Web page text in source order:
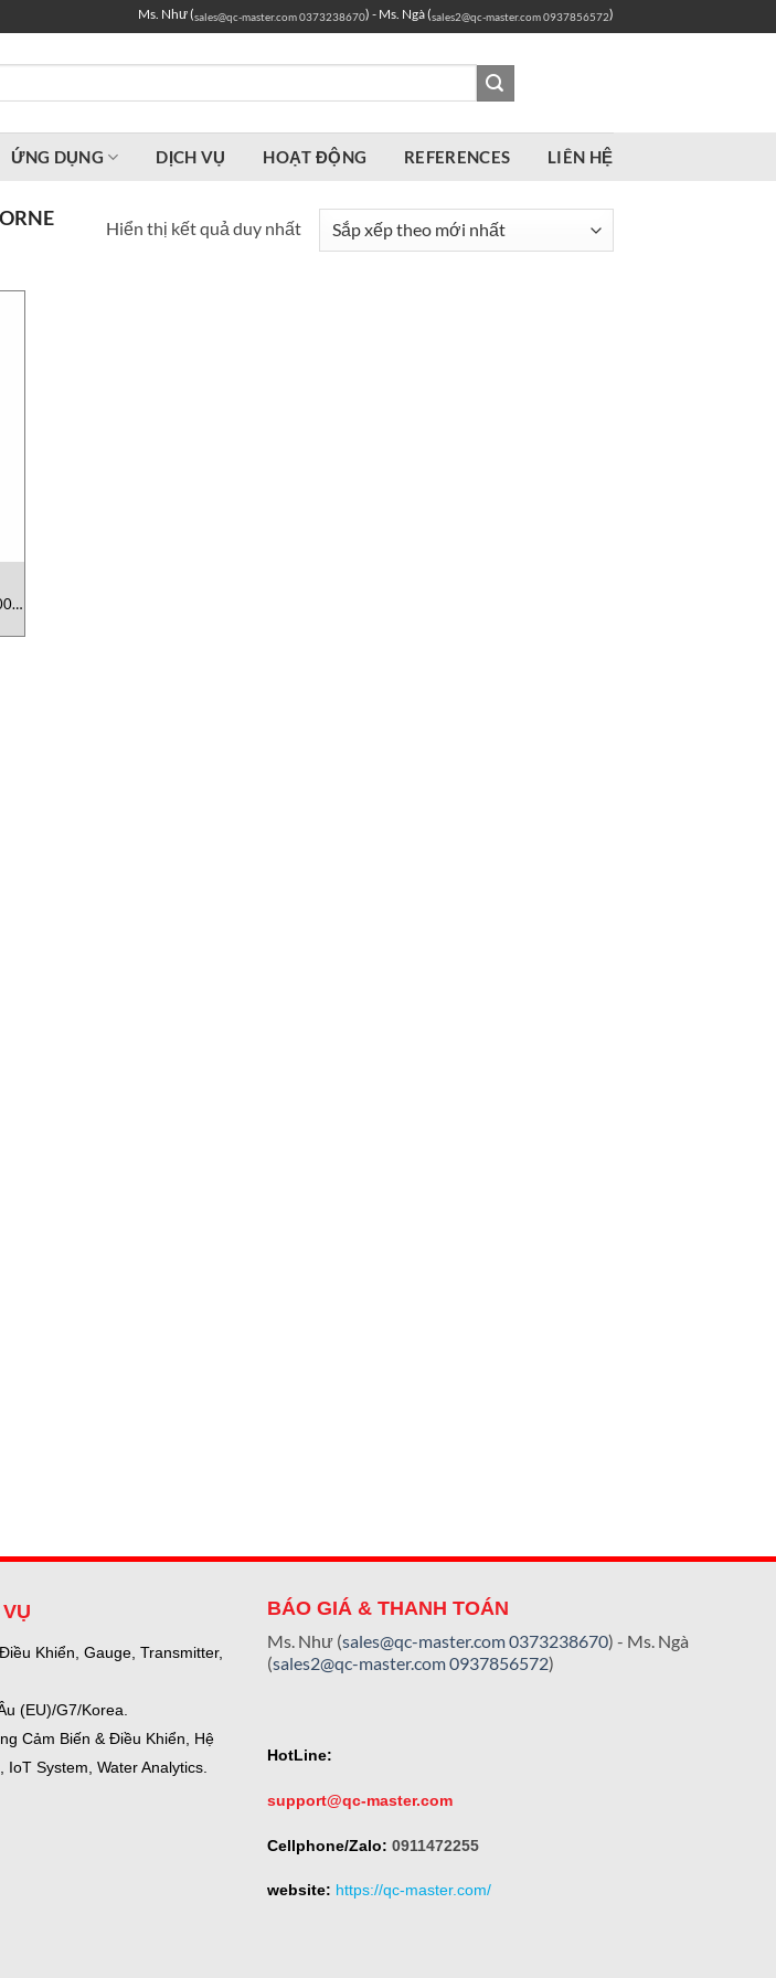
Ms. Như (sales@qc-master.com0373238670) - Ms. Ngà (sales2@qc-master.com0937856572)
ỨNG DỤNG DỊCH VỤ HOẠT ĐỘNG REFERENCES LIÊN HỆ
Hiển thị kết quả duy nhất
Khiển, Gauge, Transmitter,
(EU)/G7/Korea.
Cảm Biến & Điều Khiển, Hệ
System, Water Analytics.
BÁO GIÁ & THANH TOÁN
Ms. Như (sales@qc-master.com0373238670) - Ms. Ngà
(sales2@qc-master.com0937856572)
HotLine:
support@qc-master.com
Cellphone/Zalo: 0911472255
website: https://qc-master.com/